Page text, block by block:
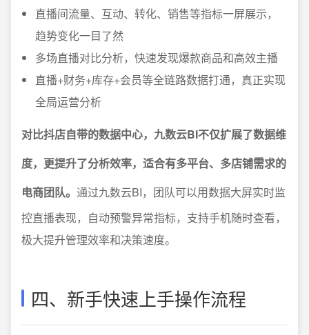
直播间流量、互动、转化、销售等指标一屏展示，
趋势变化一目了然
多场直播对比分析，快速发现爆款商品和高效主播
直播+财务+库存+会员等全链路数据打通，真正实现
全局运营分析
对比抖店自带的数据中心，九数云BI不仅扩展了数据维
度，更提升了分析效率，适合有多平台、多店铺需求的
电商团队。 通过九数云BI，团队可以用数据大屏实时监
控直播表现，自动预警异常指标，支持手机随时查看，
极大提升管理效率和决策速度。
四、新手快速上手操作流程